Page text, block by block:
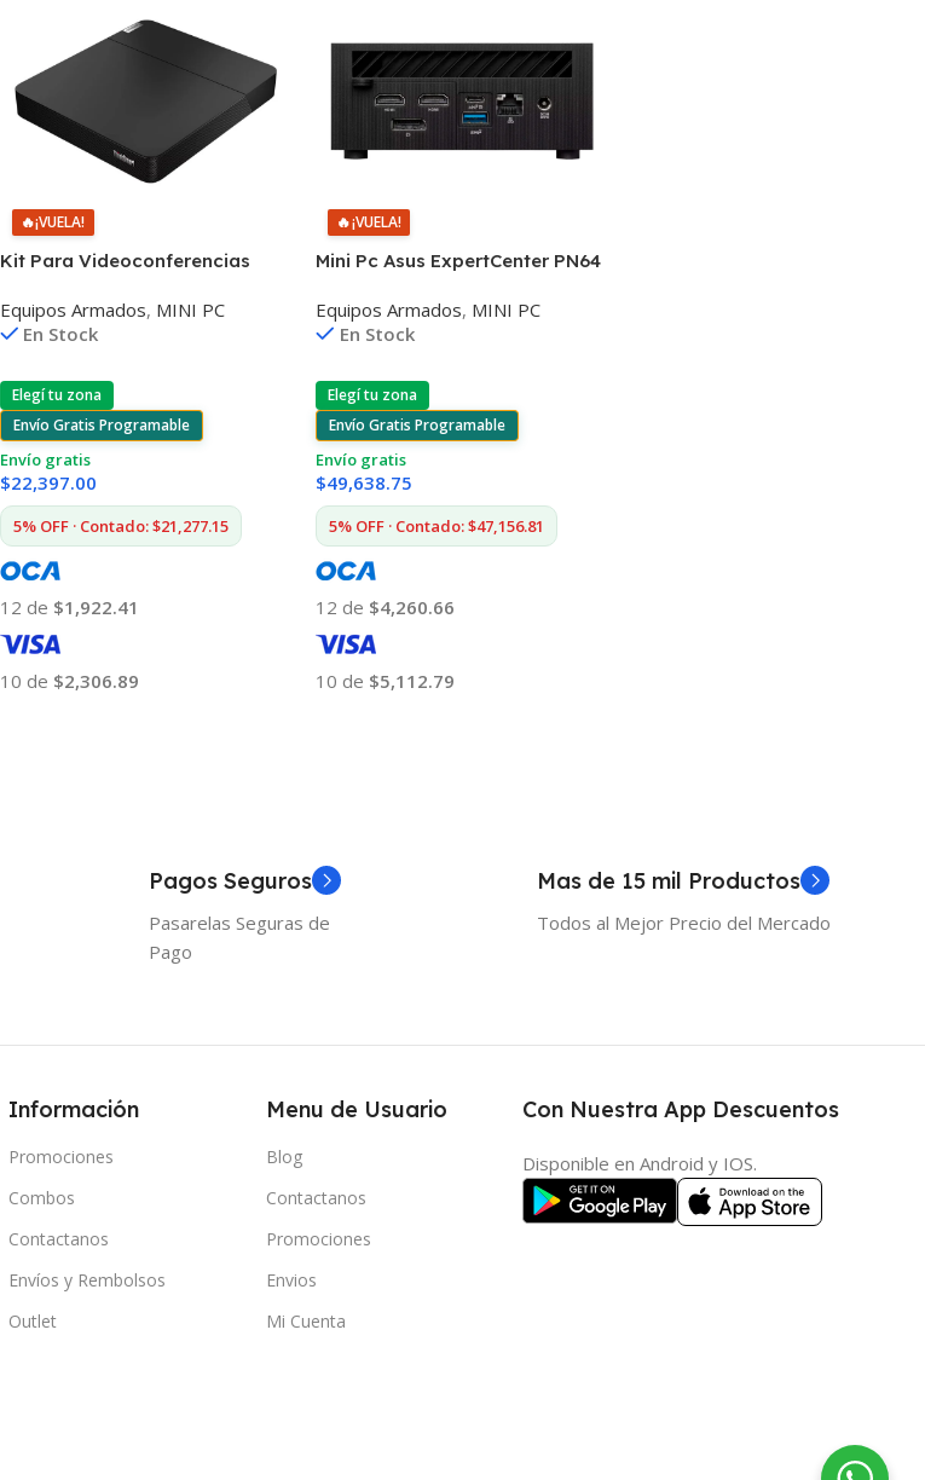
🔥¡VUELA!
Kit Para Videoconferencias
256gb Win10
Equipos Armados, MINI PC
En Stock
Elegí tu zona
Envío Gratis Programable
Envío gratis
$22,397.00
5% OFF · Contado: $21,277.15
12 de $1,922.41
10 de $2,306.89
🔥¡VUELA!
Mini Pc Asus ExpertCenter PN64
Equipos Armados, MINI PC
En Stock
Elegí tu zona
Envío Gratis Programable
Envío gratis
$49,638.75
5% OFF · Contado: $47,156.81
12 de $4,260.66
10 de $5,112.79
Pagos Seguros
Pasarelas Seguras de
Pago
Mas de 15 mil Productos
Todos al Mejor Precio del Mercado
Información
Promociones
Combos
Contactanos
Envíos y Rembolsos
Outlet
Menu de Usuario
Blog
Contactanos
Promociones
Envios
Mi Cuenta
Con Nuestra App Descuentos
Disponible en Android y IOS.